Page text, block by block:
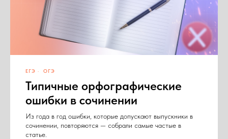
ЕГЭ ОГЭ
Типичные орфографические
ошибки в сочинении
Из года в год ошибки, которые допускают выпускники в
сочинении, повторяются — собрали самые частые в
статье.